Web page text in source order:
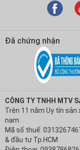
Đã chứng nhận
CÔNG TY TNHH MTV
Trên 11 năm Uy tín sản
nam
Mã số thuế:
& đầu tư Tp.HCM